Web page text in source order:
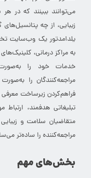
می‌توانند ببینند که در
زیبایی، از چه
یلدامدتور یک وب‌سایت
به مراکز درمانی،
خدمات خود را
مراجعه‌کنندگان را
فراهم‌کردن زیرساخت
تبلیغاتی هدفمند، ارتباط
متقاضیان سلامت و
مراجعه‌کننده را ساده‌تر
بخش‌های مهم